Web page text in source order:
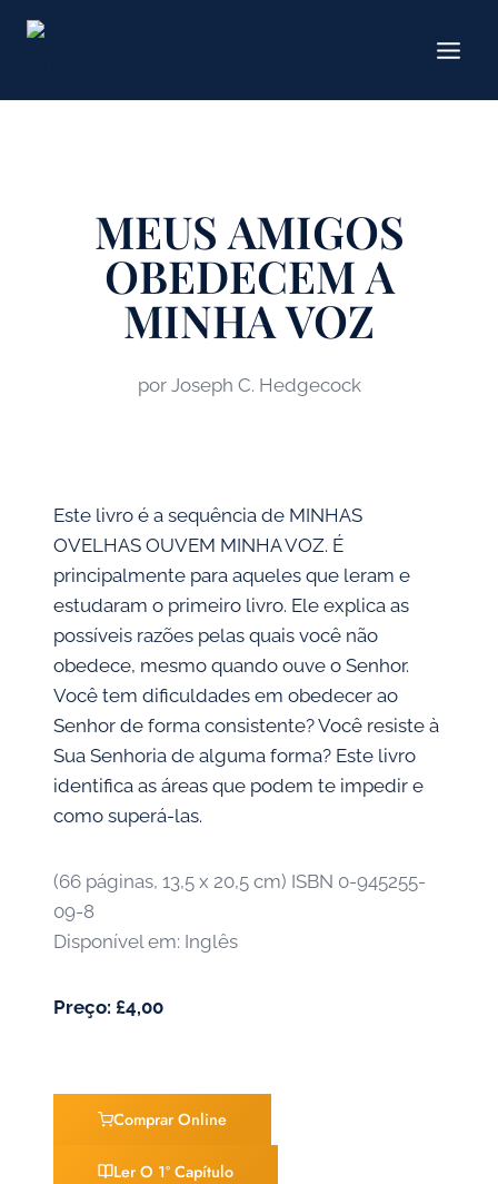
para
conteúdo
MEUS AMIGOS
OBEDECEM A
MINHA VOZ
por Joseph C. Hedgecock
Este livro é a sequência de MINHAS
OVELHAS OUVEM MINHA VOZ. É
principalmente para aqueles que leram e
estudaram o primeiro livro. Ele explica as
possíveis razões pelas quais você não
obedece, mesmo quando ouve o Senhor.
Você tem dificuldades em obedecer ao
Senhor de forma consistente? Você resiste à
Sua Senhoria de alguma forma? Este livro
identifica as áreas que podem te impedir e
como superá-las.
(66 páginas, 13,5 x 20,5 cm) ISBN 0-945255-
09-8
Disponível em: Inglês
Preço: £4,00
Comprar Online
Ler O 1º Capítulo